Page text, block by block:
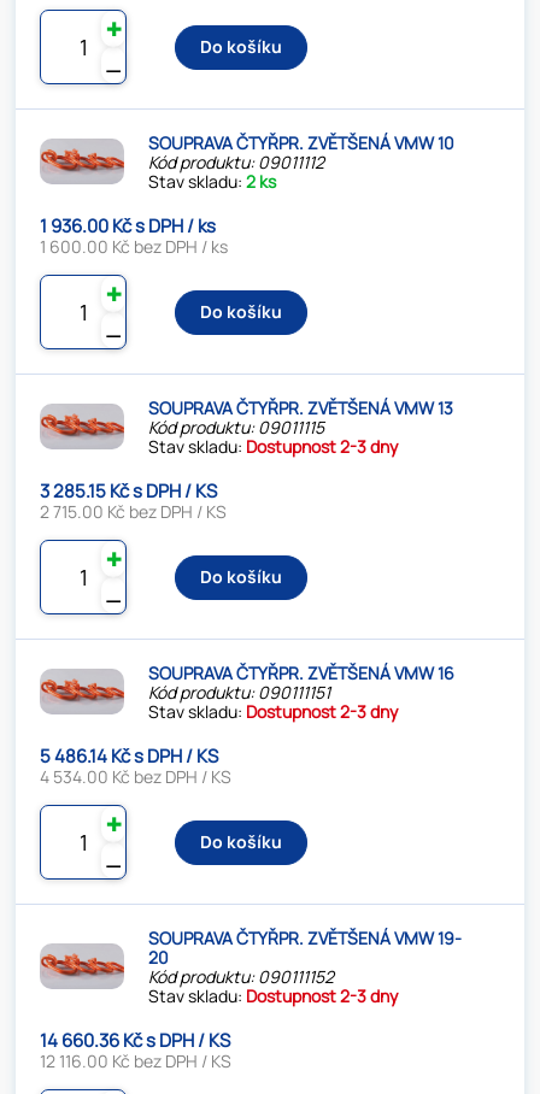
⚊
✚
Do košíku
SOUPRAVA ČTYŘPR. ZVĚTŠENÁ VMW 10
Kód produktu: 09011112
Stav skladu:2 ks
1 936.00 Kč s DPH / ks
1 600.00 Kč bez DPH / ks
⚊
✚
Do košíku
SOUPRAVA ČTYŘPR. ZVĚTŠENÁ VMW 13
Kód produktu: 09011115
Stav skladu: Dostupnost 2-3 dny
3 285.15 Kč s DPH / KS
2 715.00 Kč bez DPH / KS
⚊
✚
Do košíku
SOUPRAVA ČTYŘPR. ZVĚTŠENÁ VMW 16
Kód produktu: 090111151
Stav skladu: Dostupnost 2-3 dny
5 486.14 Kč s DPH / KS
4 534.00 Kč bez DPH / KS
⚊
✚
Do košíku
SOUPRAVA ČTYŘPR. ZVĚTŠENÁ VMW 19-
20
Kód produktu: 090111152
Stav skladu: Dostupnost 2-3 dny
14 660.36 Kč s DPH / KS
12 116.00 Kč bez DPH / KS